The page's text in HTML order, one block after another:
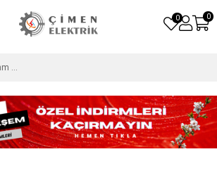
0
0
5x2x0.50mm Dahili Telefon Kablosu Bakır